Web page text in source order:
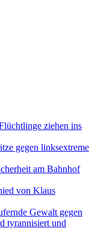
ziehen ins
gegen linksextreme
am Bahnhof
von Klaus
Gewalt gegen
tyrannisiert und